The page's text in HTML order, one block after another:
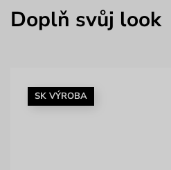
Doplň svůj look
SK VÝROBA